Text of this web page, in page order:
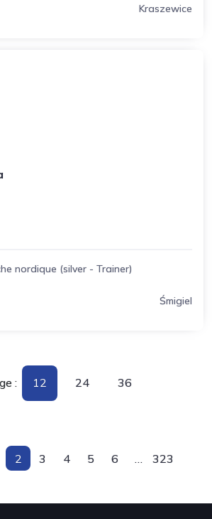
Kraszewice
nordique (silver - Trainer)
Śmigiel
: 12 24 36
2 3 4 5 6 323